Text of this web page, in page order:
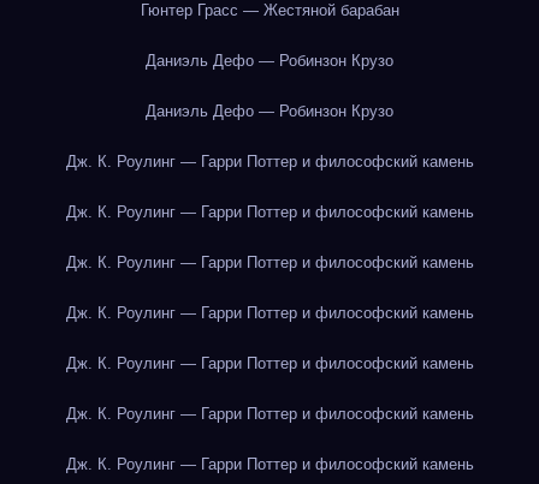
Гюнтер Грасс — Жестяной барабан
Даниэль Дефо — Робинзон Крузо
Даниэль Дефо — Робинзон Крузо
Дж. К. Роулинг — Гарри Поттер и философский камень
Дж. К. Роулинг — Гарри Поттер и философский камень
Дж. К. Роулинг — Гарри Поттер и философский камень
Дж. К. Роулинг — Гарри Поттер и философский камень
Дж. К. Роулинг — Гарри Поттер и философский камень
Дж. К. Роулинг — Гарри Поттер и философский камень
Дж. К. Роулинг — Гарри Поттер и философский камень